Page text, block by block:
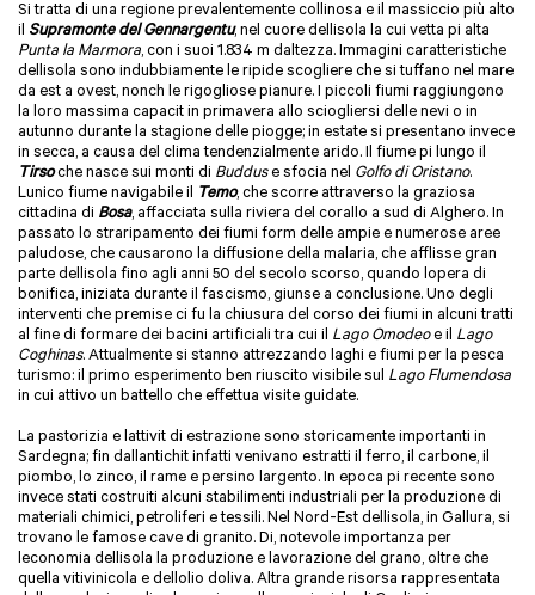
Si tratta di una regione prevalentemente collinosa e il massiccio più alto
il Supramonte del Gennargentu, nel cuore dellisola la cui vetta pi alta
Punta la Marmora, con i suoi 1.834 m daltezza. Immagini caratteristiche
dellisola sono indubbiamente le ripide scogliere che si tuffano nel mare
da est a ovest, nonch le rigogliose pianure. I piccoli fiumi raggiungono
la loro massima capacit in primavera allo sciogliersi delle nevi o in
autunno durante la stagione delle piogge; in estate si presentano invece
in secca, a causa del clima tendenzialmente arido. Il fiume pi lungo il
Tirsoche nasce sui monti di Budduse sfocia nel Golfo di Oristano.
Lunico fiume navigabile il Temo, che scorre attraverso la graziosa
cittadina di Bosa, affacciata sulla riviera del corallo a sud di Alghero. In
passato lo straripamento dei fiumi form delle ampie e numerose aree
paludose, che causarono la diffusione della malaria, che afflisse gran
parte dellisola fino agli anni 50 del secolo scorso, quando lopera di
bonifica, iniziata durante il fascismo, giunse a conclusione. Uno degli
interventi che premise ci fu la chiusura del corso dei fiumi in alcuni tratti
al fine di formare dei bacini artificiali tra cui il Lago Omodeoe il Lago
Coghinas. Attualmente si stanno attrezzando laghi e fiumi per la pesca
turismo: il primo esperimento ben riuscito visibile sul Lago Flumendosa
in cui attivo un battello che effettua visite guidate.
La pastorizia e lattivit di estrazione sono storicamente importanti in
Sardegna; fin dallantichit infatti venivano estratti il ferro, il carbone, il
piombo, lo zinco, il rame e persino largento. In epoca pi recente sono
invece stati costruiti alcuni stabilimenti industriali per la produzione di
materiali chimici, petroliferi e tessili. Nel Nord-Est dellisola, in Gallura, si
trovano le famose cave di granito. Di, notevole importanza per
leconomia dellisola la produzione e lavorazione del grano, oltre che
quella vitivinicola e dellolio doliva. Altra grande risorsa rappresentata